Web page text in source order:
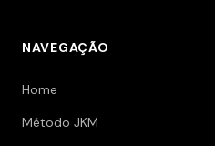
NAVEGAÇÃO
Home
Método JKM